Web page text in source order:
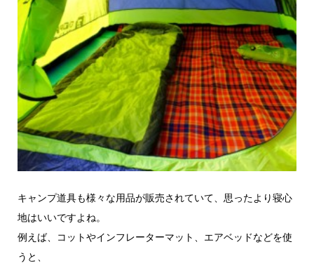
キャンプ道具も様々な用品が販売されていて、思ったより寝心
地はいいですよね。
例えば、コットやインフレーターマット、エアベッドなどを使
うと、